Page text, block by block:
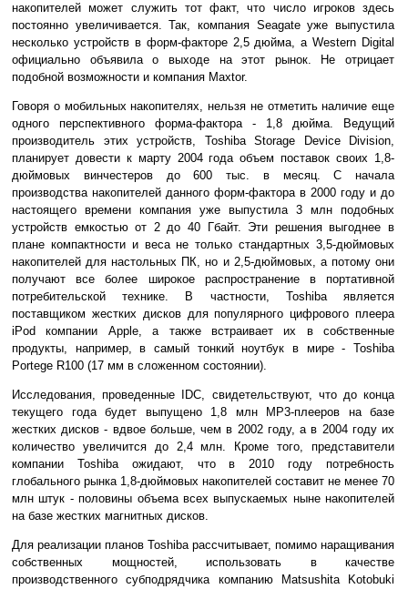
накопителей может служить тот факт, что число игроков здесь
постоянно увеличивается. Так, компания Seagate уже выпустила
несколько устройств в форм-факторе 2,5 дюйма, а Western Digital
официально объявила о выходе на этот рынок. Не отрицает
подобной возможности и компания Maxtor.
Говоря о мобильных накопителях, нельзя не отметить наличие еще
одного перспективного форма-фактора - 1,8 дюйма. Ведущий
производитель этих устройств, Toshiba Storage Device Division,
планирует довести к марту 2004 года объем поставок своих 1,8-
дюймовых винчестеров до 600 тыс. в месяц. С начала
производства накопителей данного форм-фактора в 2000 году и до
настоящего времени компания уже выпустила 3 млн подобных
устройств емкостью от 2 до 40 Гбайт. Эти решения выгоднее в
плане компактности и веса не только стандартных 3,5-дюймовых
накопителей для настольных ПК, но и 2,5-дюймовых, а потому они
получают все более широкое распространение в портативной
потребительской технике. В частности, Toshiba является
поставщиком жестких дисков для популярного цифрового плеера
iPod компании Apple, а также встраивает их в собственные
продукты, например, в самый тонкий ноутбук в мире - Toshiba
Portege R100 (17 мм в сложенном состоянии).
Исследования, проведенные IDC, свидетельствуют, что до конца
текущего года будет выпущено 1,8 млн MP3-плееров на базе
жестких дисков - вдвое больше, чем в 2002 году, а в 2004 году их
количество увеличится до 2,4 млн. Кроме того, представители
компании Toshiba ожидают, что в 2010 году потребность
глобального рынка 1,8-дюймовых накопителей составит не менее 70
млн штук - половины объема всех выпускаемых ныне накопителей
на базе жестких магнитных дисков.
Для реализации планов Toshiba рассчитывает, помимо наращивания
собственных мощностей, использовать в качестве
производственного субподрядчика компанию Matsushita Kotobuki